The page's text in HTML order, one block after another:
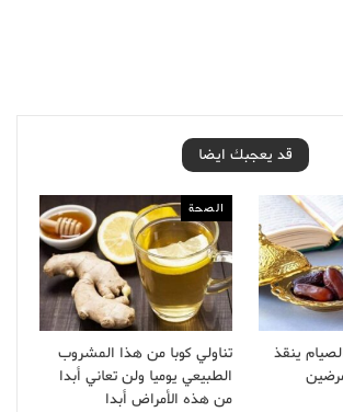
قد يعجبك ايضا
ينقذ
الصحة
تناولي كوبا من هذا المشروب
الطبيعي يوميا ولن تعاني أبدا
من هذه الأمراض أبدا